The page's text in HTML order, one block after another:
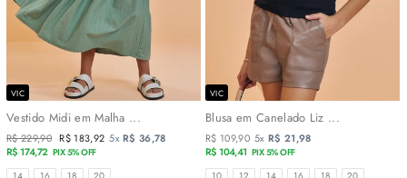
VIC
Vestido Midi em Malha ...
Preço
normal
R$ 229,90 Preço
promocional
R$ 183,92 5xR$ 36,78
R$ 174,72 PIX 5% OFF
TAMANHOS
VIC
Blusa em Canelado Liz ...
R$ 109,90 5x R$ 21,98
R$ 104,41 PIX 5% OFF
TAMANHOS